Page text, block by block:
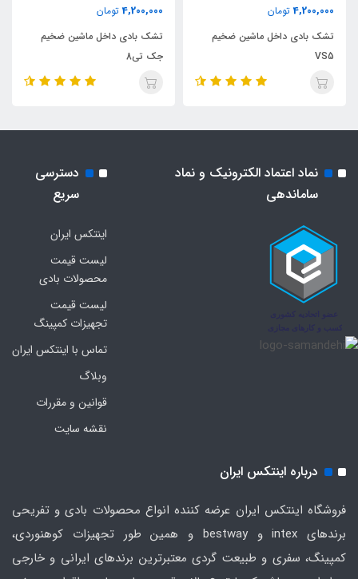
4,200,000 تومان
تشک بادی داخل ماشین ضخیم
VS5
4,200,000 تومان
تشک بادی داخل ماشین ضخیم
جک تی8
نماد اعتماد الکترونیک و نماد
ساماندهی
دسترسی
سریع
اینتکس ایران
لیست قیمت
محصولات بادی
لیست قیمت
تجهیزات کمپینگ
تماس با اینتکس ایران
وبلاگ
قوانین و مقررات
نقشه سایت
درباره اینتکس ایران
فروشگاه اینتکس ایران عرضه کننده انواع محصولات بادی و تفریحی
برندهای intex و bestway و همین طور تجهیزات کوهنوردی،
کمپینگ، سفری و طبیعت گردی معتبرترین برندهای ایرانی و خارجی